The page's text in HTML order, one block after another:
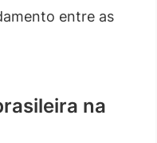
entre as
na